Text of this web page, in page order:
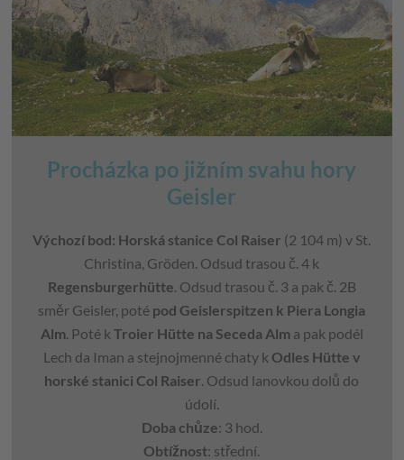
Procházka po jižním svahu hory
Geisler
Výchozí bod: Horská stanice Col Raiser (2 104 m) v St.
Christina, Gröden. Odsud trasou č. 4 k
Regensburgerhütte . Odsud trasou č. 3 a pak č. 2B
směr Geisler, poté pod Geislerspitzen k Piera Longia
Alm. Poté k Troier Hütte na Seceda Alma pak podél
Lech da Iman a stejnojmenné chaty k Odles Hütte v
horské stanici Col Raiser . Odsud lanovkou dolů do
údolí.
Doba chůze: 3 hod.
Obtížnost: střední.